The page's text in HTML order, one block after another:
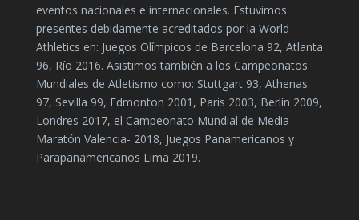
eventos nacionales e internacionales. Estuvimos
presentes debidamente acreditados por la World
Athletics en: Juegos Olímpicos de Barcelona 92, Atlanta
96, Río 2016. Asistimos también a los Campeonatos
Mundiales de Atletismo como: Stuttgart 93, Athenas
97, Sevilla 99, Edmonton 2001, Paris 2003, Berlín 2009,
Londres 2017, el Campeonato Mundial de Media
Maratón Valencia- 2018, Juegos Panamericanos y
Parapanamericanos Lima 2019.